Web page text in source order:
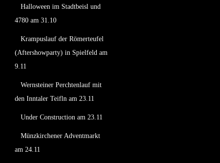
Halloween im Stadtbeisl und
4780 am 31.10
Krampuslauf der Römerteufel
(Aftershowparty) in Spielfeld am
9.11
Wernsteiner Perchtenlauf mit
den Inntaler Teifln am 23.11
Under Construction am 23.11
Münzkirchener Adventmarkt
am 24.11